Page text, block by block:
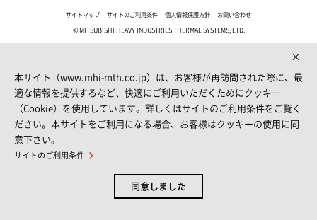
サイトマップ サイトのご利用条件 個人情報保護方針 お問い合わせ
© MITSUBISHI HEAVY INDUSTRIES THERMAL SYSTEMS, LTD.
本サイト（www.mhi-mth.co.jp）は、お客様が再訪問された際に、最
適な情報を提供するなど、快適にご利用いただくためにクッキー
（Cookie）を使用しています。詳しくはサイトのご利用条件をご覧く
ださい。本サイトをご利用になる場合、お客様はクッキーの使用に同
意下さい。
サイトのご利用条件
同意しました